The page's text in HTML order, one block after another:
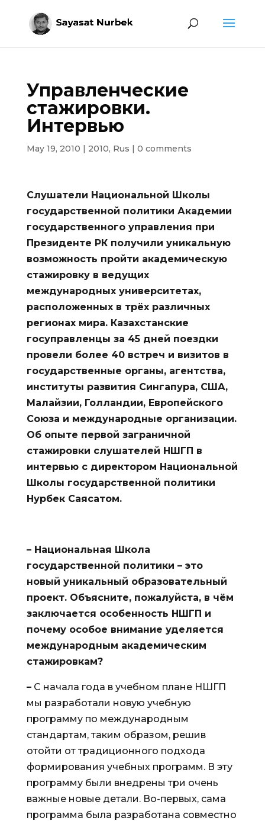
Управленческие
стажировки.
Интервью
May 19, 2010 | 2010, Rus | 0 comments
Слушатели Национальной Школы
государственной политики Академии
государственного управления при
Президенте РК получили уникальную
возможность пройти академическую
стажировку в ведущих
международных университетах,
расположенных в трёх различных
регионах мира. Казахстанские
госуправленцы за 45 дней поездки
провели более 40 встреч и визитов в
государственные органы, агентства,
институты развития Сингапура, США,
Малайзии, Голландии, Европейского
Союза и международные организации.
Об опыте первой заграничной
стажировки слушателей НШГП в
интервью с директором Национальной
Школы государственной политики
Нурбек Саясатом.
– Национальная Школа
государственной политики – это
новый уникальный образовательный
проект. Объясните, пожалуйста, в чём
заключается особенность НШГП и
почему особое внимание уделяется
международным академическим
стажировкам?
–С начала года в учебном плане НШГП
мы разработали новую учебную
программу по международным
стандартам, таким образом, решив
отойти от традиционного подхода
формирования учебных программ. В эту
программу были внедрены три очень
важные новые детали. Во-первых, сама
программа была разработана совместно